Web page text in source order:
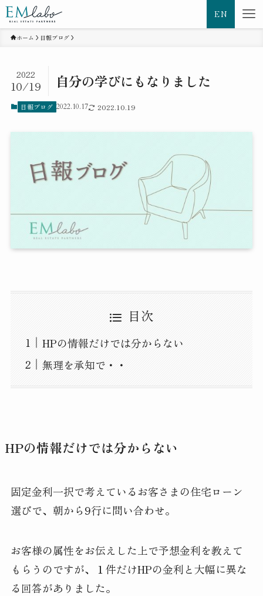
EN
ホーム 日報ブログ
自分の学びにもなりました
2022
10/19
日報ブログ 2022.10.17 2022.10.19
目次
HPの情報だけでは分からない
無理を承知で・・
HPの情報だけでは分からない
固定金利一択で考えているお客さまの住宅ローン
選びで、朝から9行に問い合わせ。
お客様の属性をお伝えした上で予想金利を教えて
もらうのですが、１件だけHPの金利と大幅に異な
る回答がありました。